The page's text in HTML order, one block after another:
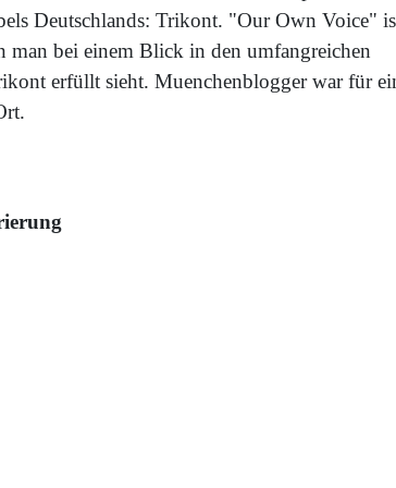
Deutschlands: Trikont. "Our Own Voice"
man bei einem Blick in den umfangreichen
erfüllt sieht. Muenchenblogger war für